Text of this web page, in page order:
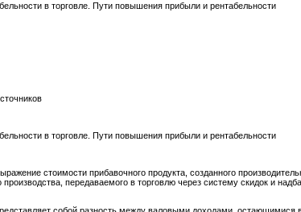
в торговле. Пути повышения прибыли и рентабельности
в торговле. Пути повышения прибыли и рентабельности
стоимости прибавочного продукта, созданного
передаваемого в торговлю через систему скидок и